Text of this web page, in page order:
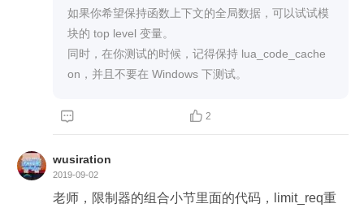
如果你希望保持函数上下文的全局数据，可以试试模
块的 top level 变量。
同时，在你测试的时候，记得保持 lua_code_cache
on，并且不要在 Windows 下测试。
  2
wusiration
2019-09-02
老师，限制器的组合小节里面的代码，limit_req重